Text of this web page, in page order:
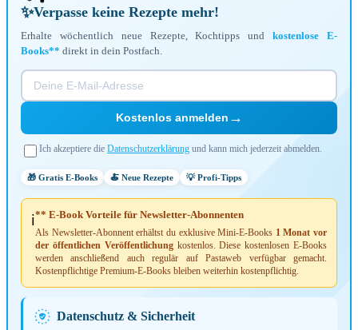
✨Verpasse keine Rezepte mehr!
Erhalte wöchentlich neue Rezepte, Kochtipps undkostenlose E-
Books** direkt in dein Postfach.
Kostenlos anmelden →
Ich akzeptiere die Datenschutzerklärung und kann mich jederzeit abmelden.
🎁 Gratis E-Books 🍝 Neue Rezepte 💡 Profi-Tipps
ℹ️** E-Book Vorteile für Newsletter-Abonnenten
Als Newsletter-Abonnent erhältst du exklusive Mini-E-Books 1 Monat vor
der öffentlichen Veröffentlichungkostenlos. Diese kostenlosen E-Books
werden anschließend auch regulär auf Pastaweb verfügbar gemacht.
Kostenpflichtige Premium-E-Books bleiben weiterhin kostenpflichtig.
Datenschutz & Sicherheit